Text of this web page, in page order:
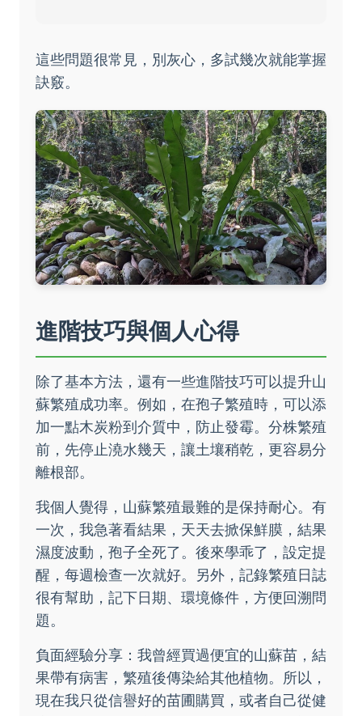
這些問題很常見，別灰心，多試幾次就能掌握
訣竅。
進階技巧與個人心得
除了基本方法，還有一些進階技巧可以提升山
蘇繁殖成功率。例如，在孢子繁殖時，可以添
加一點木炭粉到介質中，防止發霉。分株繁殖
前，先停止澆水幾天，讓土壤稍乾，更容易分
離根部。
我個人覺得，山蘇繁殖最難的是保持耐心。有
一次，我急著看結果，天天去掀保鮮膜，結果
濕度波動，孢子全死了。後來學乖了，設定提
醒，每週檢查一次就好。另外，記錄繁殖日誌
很有幫助，記下日期、環境條件，方便回溯問
題。
負面經驗分享：我曾經買過便宜的山蘇苗，結
果帶有病害，繁殖後傳染給其他植物。所以，
現在我只從信譽好的苗圃購買，或者自己從健